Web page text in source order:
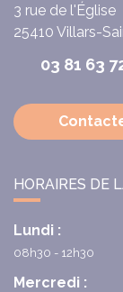
3 rue de l'Église
25410 Villars-
03 81 63
HORAIRES DE
Lundi :
08h30 - 12h30
Mercredi :